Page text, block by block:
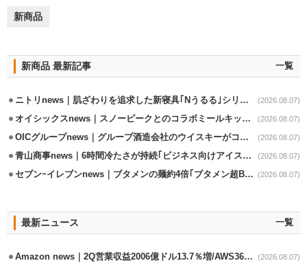
新商品
新商品 最新記事 一覧
ニトリnews｜肌ざわりを追求した新寝具｢Nうるる｣シリーズを発売 (2026.08.07)
オイシックスnews｜スノーピークとのコラボミールキット8/13発売 (2026.08.07)
OICグループnews｜グループ酒造会社のウイスキーがコンペティション受賞 (2026.08.07)
青山商事news｜6時間冷たさが持続｢ビジネス向けアイスベスト｣発売 (2026.08.07)
セブンｰイレブンnews｜ブタメンの麺約4倍｢ブタメン超BIG｣8/11から限定発売 (2026.08.07)
最新ニュース 一覧
Amazon news｜2Q営業収益2006億ドル13.7％増/AWS36.8％％増が貢献 (2026.08.07)